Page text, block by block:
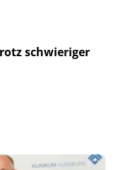
schwieriger